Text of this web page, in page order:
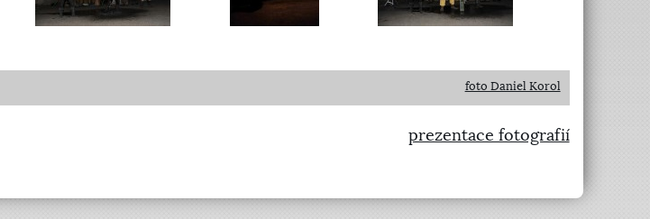
foto Daniel Korol
prezentace fotografií